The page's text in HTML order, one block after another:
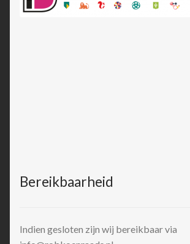
Bereikbaarheid
Indien gesloten zijn wij bereikbaar via